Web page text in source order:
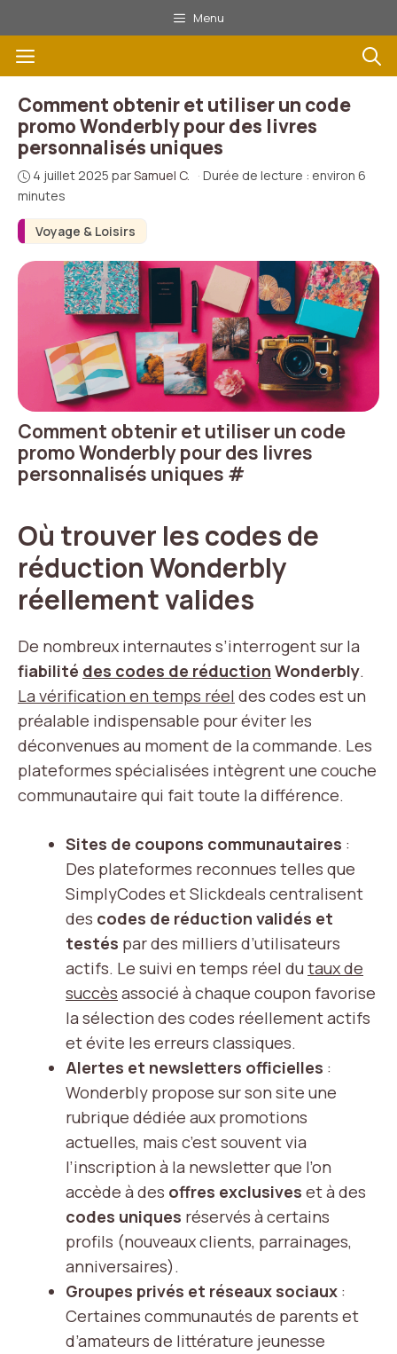
au
contenu
Menu
Menu
Voyage & Loisirs
Comment obtenir et utiliser un code
promo Wonderbly pour des livres
personnalisés uniques
4 juillet 2025 parSamuel C. · Durée de lecture : environ 6
minutes
Comment obtenir et utiliser un code
promo Wonderbly pour des livres
personnalisés uniques #
Où trouver les codes de
réduction Wonderbly
réellement valides
De nombreux internautes s’interrogent sur la
fiabilité des codes de réduction Wonderbly.
La vérification en temps réel des codes est un
préalable indispensable pour éviter les
déconvenues au moment de la commande. Les
plateformes spécialisées intègrent une couche
communautaire qui fait toute la différence.
Sites de coupons communautaires :
Des plateformes reconnues telles que
SimplyCodes et Slickdeals centralisent
des codes de réduction validés et
testés par des milliers d’utilisateurs
actifs. Le suivi en temps réel du taux de
succès associé à chaque coupon favorise
la sélection des codes réellement actifs
et évite les erreurs classiques.
Alertes et newsletters officielles :
Wonderbly propose sur son site une
rubrique dédiée aux promotions
actuelles, mais c’est souvent via
l’inscription à la newsletter que l’on
accède à des offres exclusives et à des
codes uniques réservés à certains
profils (nouveaux clients, parrainages,
anniversaires).
Groupes privés et réseaux sociaux :
Certaines communautés de parents et
d’amateurs de littérature jeunesse